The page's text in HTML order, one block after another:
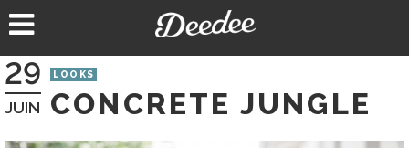
au
29
JUIN
LOOKS
CONCRETE JUNGLE